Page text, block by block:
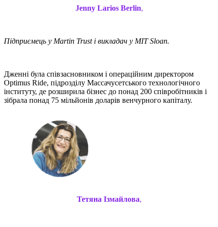
Jenny Larios Berlin,
Підприємець у Martin Trust і викладач у MIT Sloan.
Дженні була співзасновником і операційним директором
Optimus Ride, підрозділу Массачусетського технологічного
інституту, де розширила бізнес до понад 200 співробітників і
зібрала понад 75 мільйонів доларів венчурного капіталу.
Тетяна Ізмайлова,